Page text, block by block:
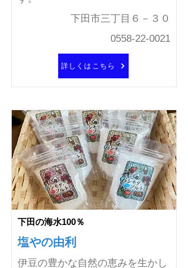
下田市三丁目６－３０
0558-22-0021
詳しくはこちら
下田の海水100％
塩やの由利
伊豆の豊かな自然の恵みを生かし